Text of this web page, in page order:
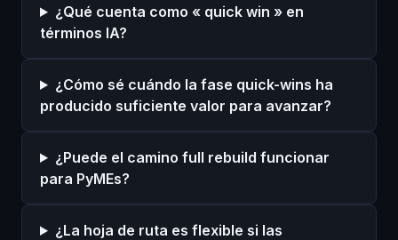
¿Qué cuenta como « quick win » en
términos IA?
¿Cómo sé cuándo la fase quick-wins ha
producido suficiente valor para avanzar?
¿Puede el camino full rebuild funcionar
para PyMEs?
¿La hoja de ruta es flexible si las